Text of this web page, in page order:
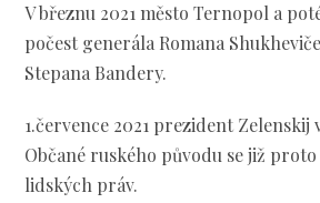
V březnu 2021 město Ternopol a
počest generála Romana
Stepana Bandery.
1.července 2021 prezident
Občané ruského původu se již
lidských práv.